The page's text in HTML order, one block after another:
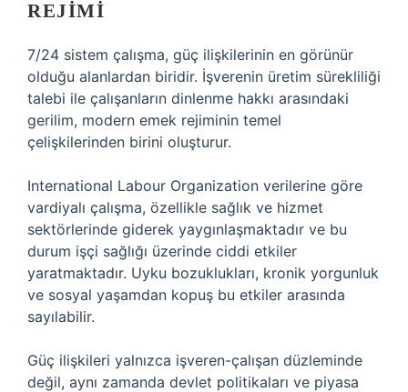
REJIMI
7/24 sistem çalışma, güç ilişkilerinin en görünür
olduğu alanlardan biridir. İşverenin üretim sürekliliği
talebi ile çalışanların dinlenme hakkı arasındaki
gerilim, modern emek rejiminin temel
çelişkilerinden birini oluşturur.
International Labour Organization verilerine göre
vardiyalı çalışma, özellikle sağlık ve hizmet
sektörlerinde giderek yaygınlaşmaktadır ve bu
durum işçi sağlığı üzerinde ciddi etkiler
yaratmaktadır. Uyku bozuklukları, kronik yorgunluk
ve sosyal yaşamdan kopuş bu etkiler arasında
sayılabilir.
Güç ilişkileri yalnızca işveren-çalışan düzleminde
değil, aynı zamanda devlet politikaları ve piyasa